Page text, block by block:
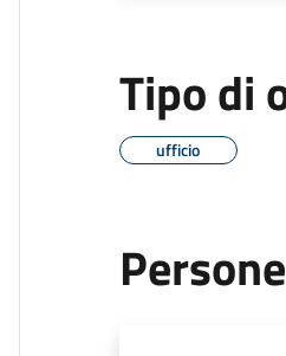
Tipo di
ufficio